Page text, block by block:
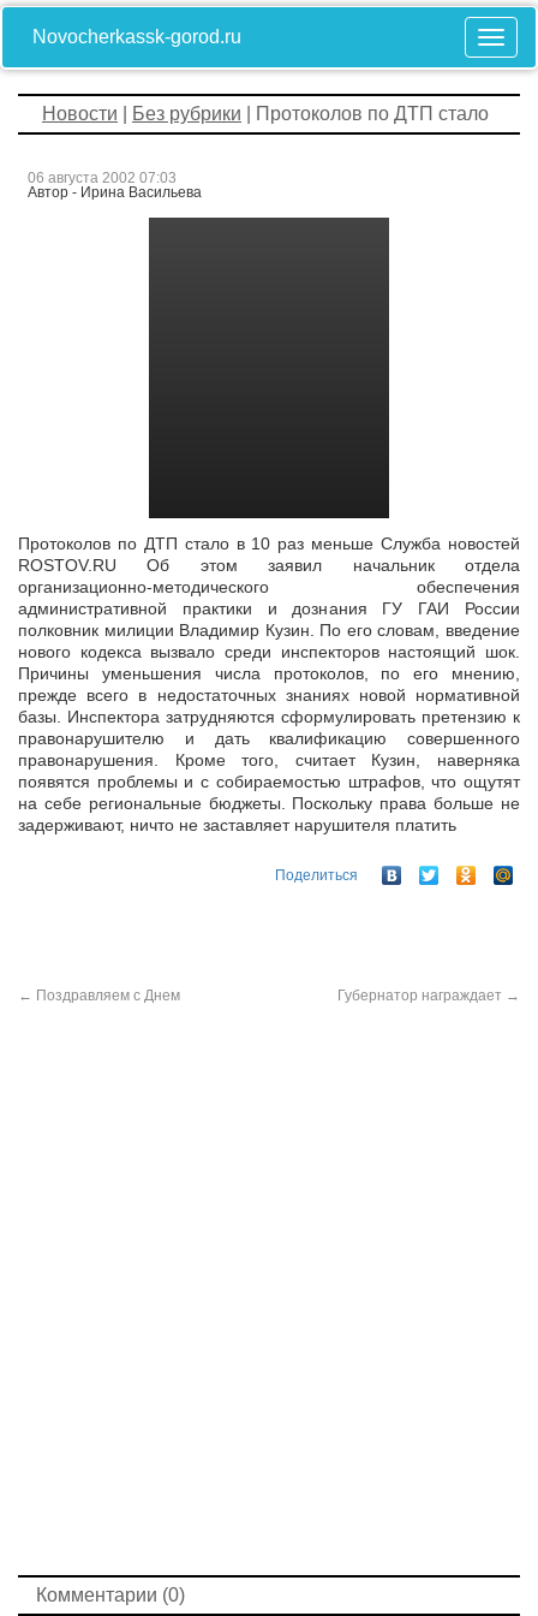
Novocherkassk-gorod.ru
Новости Без рубрики | Протоколов по ДТП стало
06 августа 2002 07:03
Автор - Ирина Васильева
Протоколов по ДТП стало в 10 раз меньше Служба новостей
ROSTOV.RU Об этом заявил начальник отдела
организационно-методического обеспечения
административной практики и дознания ГУ ГАИ России
полковник милиции Владимир Кузин. По его словам, введение
нового кодекса вызвало среди инспекторов настоящий шок.
Причины уменьшения числа протоколов, по его мнению,
прежде всего в недостаточных знаниях новой нормативной
базы. Инспектора затрудняются сформулировать претензию к
правонарушителю и дать квалификацию совершенного
правонарушения. Кроме того, считает Кузин, наверняка
появятся проблемы и с собираемостью штрафов, что ощутят
на себе региональные бюджеты. Поскольку права больше не
задерживают, ничто не заставляет нарушителя платить
Поделиться
← Поздравляем с Днем Губернатор награждает →
Комментарии (0)